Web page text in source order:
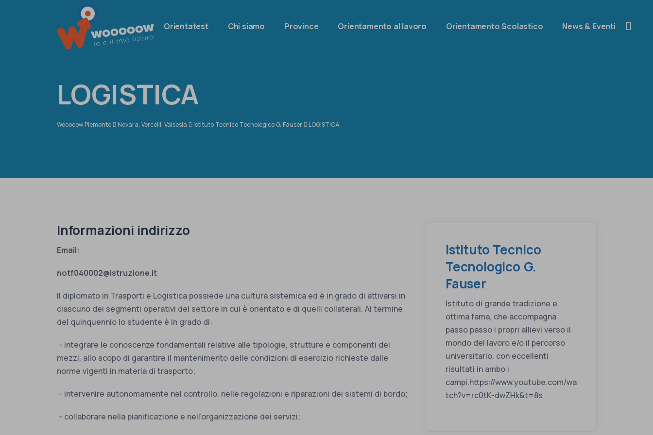
Orientatest Chi siamo Province Orientamento al lavoro Orientamento Scolastico News & Eventi
LOGISTICA
Wooooow Piemonte Novara, Vercelli, Valsesia Istituto Tecnico Tecnologico G. Fauser LOGISTICA
Informazioni indirizzo
Email:
notf040002@istruzione.it
Il diplomato in Trasporti e Logistica possiede una cultura sistemica ed è in grado di attivarsi in
ciascuno dei segmenti operativi del settore in cui è orientato e di quelli collaterali. Al termine
del quinquennio lo studente è in grado di:
- integrare le conoscenze fondamentali relative alle tipologie, strutture e componenti dei
mezzi, allo scopo di garantire il mantenimento delle condizioni di esercizio richieste dalle
norme vigenti in materia di trasporto;
- intervenire autonomamente nel controllo, nelle regolazioni e riparazioni dei sistemi di bordo;
- collaborare nella pianificazione e nell’organizzazione dei servizi;
Istituto Tecnico
Tecnologico G.
Fauser
Istituto di grande tradizione e
ottima fama, che accompagna
passo passo i propri allievi verso il
mondo del lavoro e/o il percorso
universitario, con eccellenti
risultati in ambo i
campi.https://www.youtube.com/wa
tch?v=rc0tK-dwZHk&t=8s